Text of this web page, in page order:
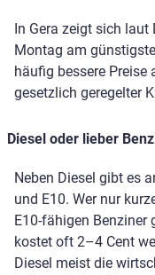
In Gera zeigt sich
Montag am
häufig bessere
gesetzlich geregelter
Diesel oder lieber
Neben Diesel gibt es
und E10. Wer nur
E10-fähigen Benziner
kostet oft 2–4 Cent
Diesel meist die